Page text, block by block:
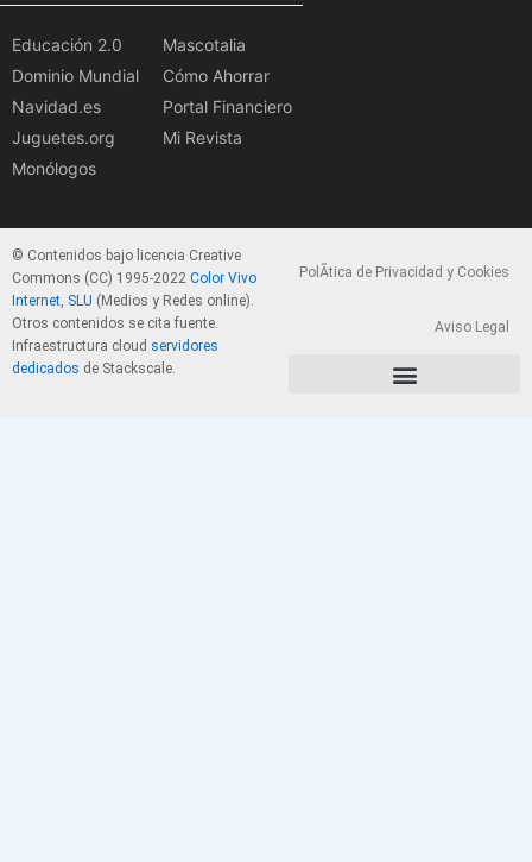
Educación 2.0
Dominio Mundial
Navidad.es
Juguetes.org
Monólogos
Mascotalia
Cómo Ahorrar
Portal Financiero
Mi Revista
© Contenidos bajo licencia Creative
Commons (CC) 1995-2022 Color Vivo
Internet, SLU (Medios y Redes online).
Otros contenidos se cita fuente.
Infraestructura cloud servidores
dedicados de Stackscale.
PolÃ­tica de Privacidad y Cookies
Aviso Legal